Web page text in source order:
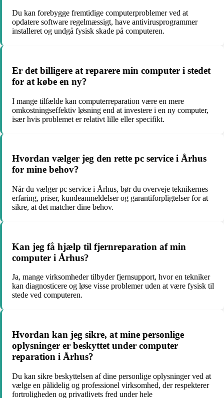
Du kan forebygge fremtidige computerproblemer ved at
opdatere software regelmæssigt, have antivirusprogrammer
installeret og undgå fysisk skade på computeren.
Er det billigere at reparere min computer i stedet
for at købe en ny?
I mange tilfælde kan computerreparation være en mere
omkostningseffektiv løsning end at investere i en ny computer,
især hvis problemet er relativt lille eller specifikt.
Hvordan vælger jeg den rette pc service i Århus
for mine behov?
Når du vælger pc service i Århus, bør du overveje teknikernes
erfaring, priser, kundeanmeldelser og garantiforpligtelser for at
sikre, at det matcher dine behov.
Kan jeg få hjælp til fjernreparation af min
computer i Århus?
Ja, mange virksomheder tilbyder fjernsupport, hvor en tekniker
kan diagnosticere og løse visse problemer uden at være fysisk til
stede ved computeren.
Hvordan kan jeg sikre, at mine personlige
oplysninger er beskyttet under computer
reparation i Århus?
Du kan sikre beskyttelsen af dine personlige oplysninger ved at
vælge en pålidelig og professionel virksomhed, der respekterer
fortroligheden og privatlivets fred under hele